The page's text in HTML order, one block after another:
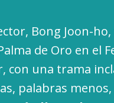
Bong Joon-
de Oro en el
con una trama
palabras